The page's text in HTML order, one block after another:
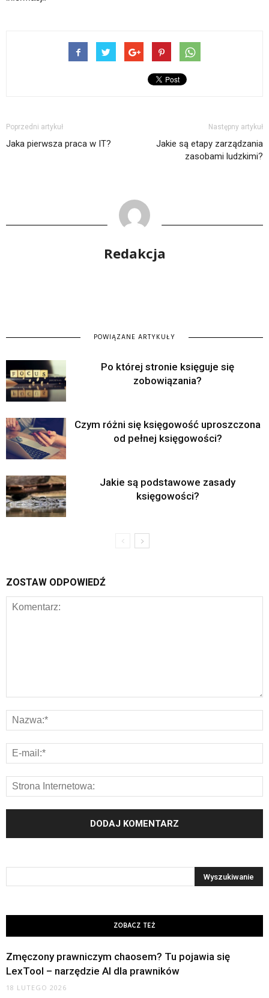
Poprzedni artykuł
Jaka pierwsza praca w IT?
Następny artykuł
Jakie są etapy zarządzania
zasobami ludzkimi?
Redakcja
POWIĄZANE ARTYKUŁY
Po której stronie księguje się
zobowiązania?
Czym różni się księgowość uproszczona
od pełnej księgowości?
Jakie są podstawowe zasady
księgowości?
ZOSTAW ODPOWIEDŹ
ZOBACZ TEŻ
Zmęczony prawniczym chaosem? Tu pojawia się
LexTool – narzędzie AI dla prawników
18 LUTEGO 2026